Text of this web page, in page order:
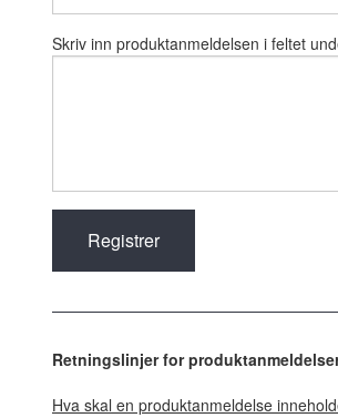
Skriv inn produktanmeldelsen i feltet
Retningslinjer for
Hva skal en produktanmeldelse